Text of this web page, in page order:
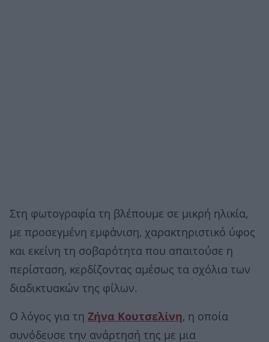
Στη φωτογραφία τη βλέπουμε σε μικρή ηλικία,
με προσεγμένη εμφάνιση, χαρακτηριστικό ύφος
και εκείνη τη σοβαρότητα που απαιτούσε η
περίσταση, κερδίζοντας αμέσως τα σχόλια των
διαδικτυακών της φίλων.
Ο λόγος για τη Ζήνα Κουτσελίνη, η οποία
συνόδευσε την ανάρτησή της με μια